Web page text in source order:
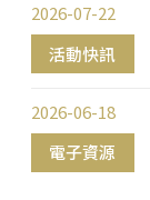
活動快訊
2026-07-22
電子資源
2026-06-18